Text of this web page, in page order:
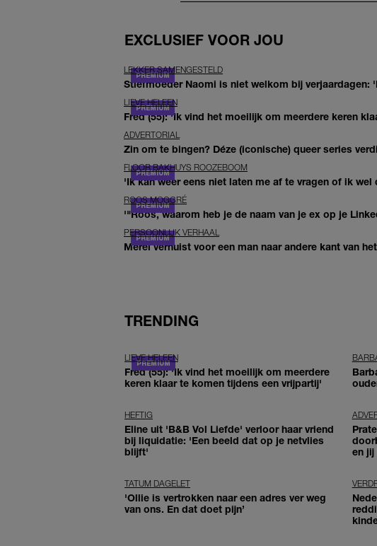
EXCLUSIEF VOOR JOU
LEKKER SAMENGESTELD
Stiefmoeder Naomi is niet welkom bij verjaardagen:
LIEVE HELEEN
Fred (55): 'Ik vind het moeilijk om meerdere keren
ADVERTORIAL
Zin om te bingen? Déze (iconische) queer series
FLOOR BAKHUYS ROOZEBOOM
'Ik kan weer eens niet laten me af te vragen of ik
ROOS MOGGRÉ
'"Roos, waarom heb je de naam van je ex op je
PERSOONLIJK VERHAAL
Merel verhuist voor een man naar andere kant van
TRENDING
LIEVE HELEEN
Fred (55): 'Ik vind het moeilijk om meerdere
keren klaar te komen tijdens een vrijpartij'
HEFTIG
Eline uit 'B&B Vol Liefde' verloor haar vriend
bij liquidatie: 'Een beeld dat op je netvlies
blijft'
en jij
TATUM DAGELET
'Ollie is vertrokken naar een adres ver weg
van ons. En dat doet pijn’